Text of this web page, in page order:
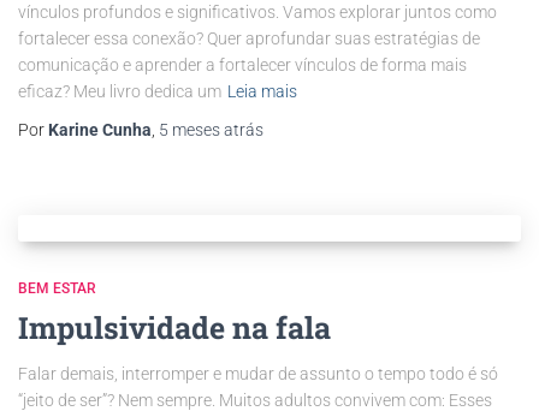
vínculos profundos e significativos. Vamos explorar juntos como
fortalecer essa conexão? Quer aprofundar suas estratégias de
comunicação e aprender a fortalecer vínculos de forma mais
eficaz? Meu livro dedica um Leia mais
Por Karine Cunha 5 mesesatrás
BEM ESTAR
Impulsividade na fala
Falar demais, interromper e mudar de assunto o tempo todo é só
“jeito de ser”? Nem sempre. Muitos adultos convivem com: Esses